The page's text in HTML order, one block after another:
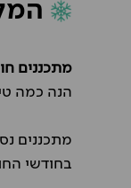
מתכננים
הנה כמה
מתכננים
בחודשי